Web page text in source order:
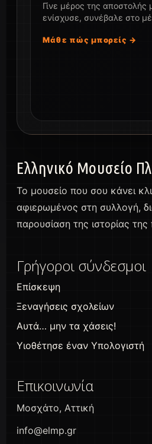
Γίνε μέρος της αποστολής
ενίσχυσε, συνέβαλε στο
Μάθε πώς μπορείς →
Ελληνικό Μουσείο
Το μουσείο που σου κάνει
αφιερωμένος στη συλλογή,
παρουσίαση της ιστορίας
Γρήγοροι σύνδεσμοι
Επίσκεψη
Ξεναγήσεις σχολείων
Αυτά… μην τα χάσεις!
Υιοθέτησε έναν Υπολογιστή
Επικοινωνία
Μοσχάτο, Αττική
info@elmp.gr